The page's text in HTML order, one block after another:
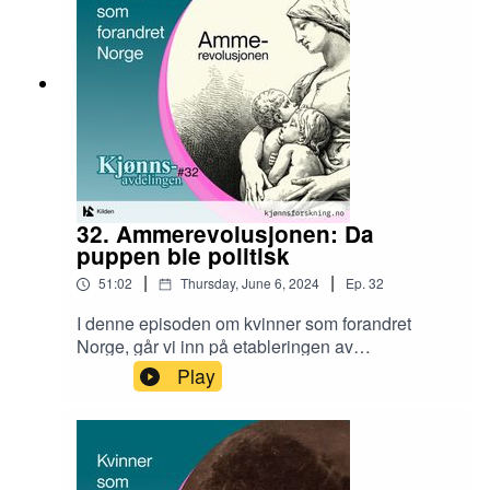
Runa Haukaa, kvinnehistorie.no: artikler om
nyfeministene og den nye kvinnebevegelsen og
om Lesbisk bevegelseProgramleder: Hanne
Skogvang StorkKlipp: Portapod
32. Ammerevolusjonen: Da
puppen ble politisk
51:02 | Thursday, June 6, 2024 | Ep. 32
I denne episoden om kvinner som forandret
Norge, går vi inn på etableringen av
Ammehjelpen i 1968 og hvordan det hang
sammen med den framvoksende
kvinnebevegelsen - og også litt ammehistorie.I
episoden hører du: Gro Nylander - nyfeminist,
lege og forfatter; Trine Rogg Korsvik, Kildens
hushistoriker; Birgitta Haga Gripsrud,
Play